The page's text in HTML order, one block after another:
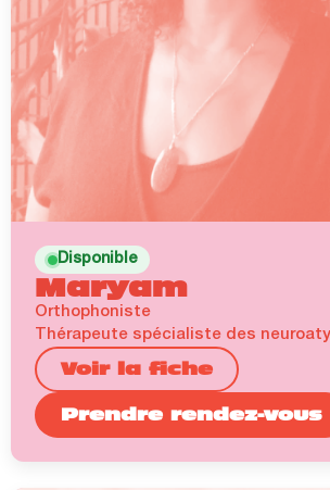
Disponible
Maryam
Orthophoniste
Thérapeute spécialiste des
Voir la fiche
Prendre rendez-vous